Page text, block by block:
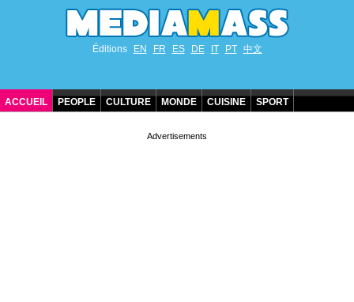
Éditions EN FR ES DE IT PT 中文
ACCUEIL PEOPLE CULTURE MONDE CUISINE SPORT